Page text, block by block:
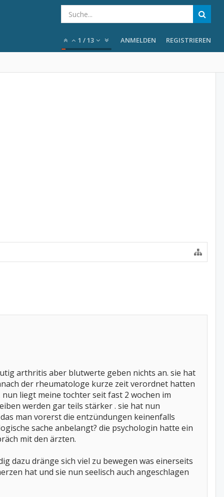
1 /13 ANMELDEN REGISTRIEREN
arthritis aber blutwerte geben nichts an. sie hat
der rheumatologe kurze zeit verordnet hatten
liegt meine tochter seit fast 2 wochen im
werden gar teils stärker . sie hat nun
man vorerst die entzündungen keinenfalls
sache anbelangt? die psychologin hatte ein
mit den ärzten.
dazu dränge sich viel zu bewegen was einerseits
hat und sie nun seelisch auch angeschlagen